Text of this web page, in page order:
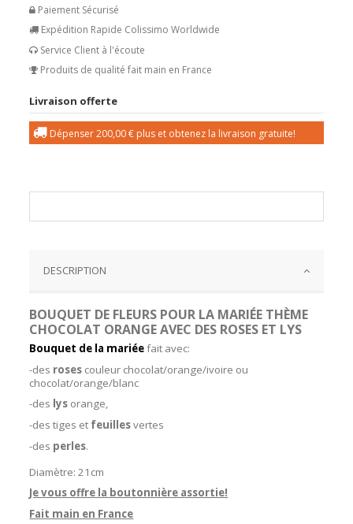
Paiement Sécurisé
Expédition Rapide Colissimo Worldwide
Service Client à l'écoute
Produits de qualité fait main en France
Livraison offerte
Dépenser200,00 € plus et obtenez la livraison gratuite!
DESCRIPTION
BOUQUET DE FLEURS POUR LA MARIÉE THÈME
CHOCOLAT ORANGE AVEC DES ROSES ET LYS
Bouquet de la mariéefait avec:
-des roses couleur chocolat/orange/ivoire ou
chocolat/orange/blanc
-des lys orange,
-des tiges et feuillesvertes
-des perles.
Diamètre: 21cm
Je vous offre la boutonnière assortie!
Fait main en France